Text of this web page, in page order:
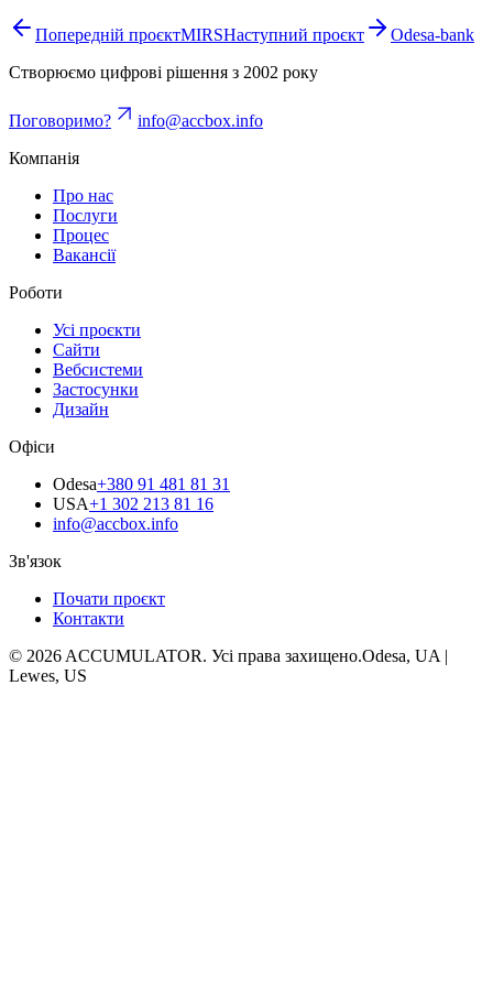
Попередній проєктMIRSНаступний проєкт
Odesa-bank
Створюємо цифрові рішення з 2002 року
Поговоримо?
info@accbox.info
Компанія
Про нас
Послуги
Процес
Вакансії
Роботи
Усі проєкти
Сайти
Вебсистеми
Застосунки
Дизайн
Офіси
Odesa+380 91 481 81 31
USA+1 302 213 81 16
info@accbox.info
Зв'язок
Почати проєкт
Контакти
© 2026 ACCUMULATOR. Усі права захищено.Odesa, UA |
Lewes, US